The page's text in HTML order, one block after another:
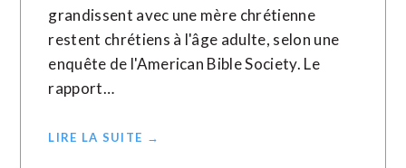
grandissent avec une mère chrétienne
restent chrétiens à l'âge adulte, selon une
enquête de l'American Bible Society. Le
rapport…
LIRE LA SUITE →